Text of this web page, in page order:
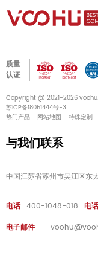
质量
认证
Copyright @ 2021-2026
苏ICP备18051444号-3
热门产品 - 网站地图 - 特殊定制
与我们联系
中国江苏省苏州市吴江区东
电话 400-1048-018 电话
电子邮件